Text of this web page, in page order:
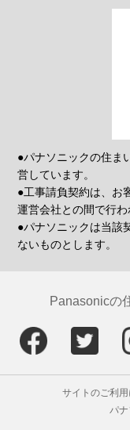
●パナソニックの住ま
営しています。
●工事請負契約は、お
運営会社との間で行わ
●パナソニックは当該
ないものとします。
Panasonicの
サイトのご利
パ